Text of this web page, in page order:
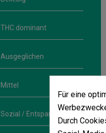
THC dominant
Ausgeglichen
Mittel
Sozial / Entspannend
Für eine
Durch